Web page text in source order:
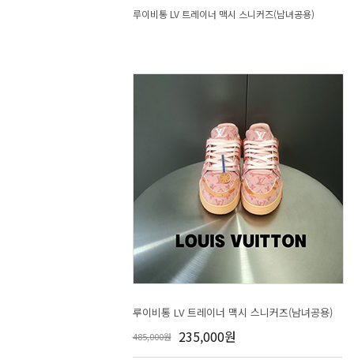
루이비통 LV 트레이너 맥시 스니커즈(남녀공용)
루이비통 LV 트레이너 맥시 스니커즈(남녀공용)
485,000원 235,000원